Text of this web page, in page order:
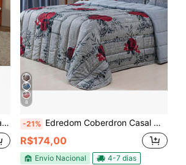
8
-21% Edredom Coberdron Casal Queen 400 Fios 3 Peças
R$174,00
Envio Nacional 4-7 dias